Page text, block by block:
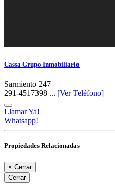
Cassa Grupo Inmobiliario
Sarmiento 247
291-4517398 ... [Ver Teléfono]
Llamar Ya!
Whatsapp!
Propiedades Relacionadas
× Cerrar
Cerrar